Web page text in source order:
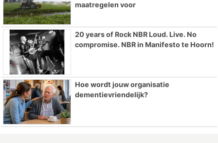
maatregelen voor
20 years of Rock NBR Loud. Live. No
compromise. NBR in Manifesto te Hoorn!
Hoe wordt jouw organisatie
dementievriendelijk?